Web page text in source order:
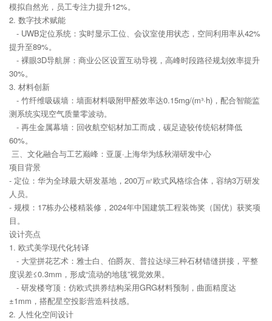
模拟自然光，员工专注力提升12%。
2. 数字技术赋能
- UWB定位系统：实时显示工位、会议室使用状态，空间利用率从42%
提升至89%。
- 裸眼3D导航屏：商业公区设置互动导视，高峰时段路径规划效率提升
30%。
3. 材料创新
- 竹纤维吸碳墙：墙面材料吸附甲醛效率达0.15mg/(m³·h)，配合智能监
测系统实现空气质量零波动。
- 再生金属幕墙：回收航空铝材加工而成，碳足迹较传统铝材降低
60%。
三、文化融合与工艺巅峰：亚厦·上海华为练秋湖研发中心
项目背景
- 定位：华为全球最大研发基地，200万㎡欧式风格综合体，容纳3万研发
人员。
- 规模：17栋办公楼精装修，2024年中国建筑工程装饰奖（国优）获奖项
目。
设计亮点
1. 欧式美学现代化转译
- 大堂拼花艺术：雅士白、伯爵灰、普拉达绿三种石材错缝拼接，平整
度误差≤0.3mm，形成“流动的地毯”视觉效果。
- 研发楼穹顶：仿欧式拱券结构采用GRG材料预制，曲面精度达
±1mm，搭配星空投影营造科技感。
2. 人性化空间设计